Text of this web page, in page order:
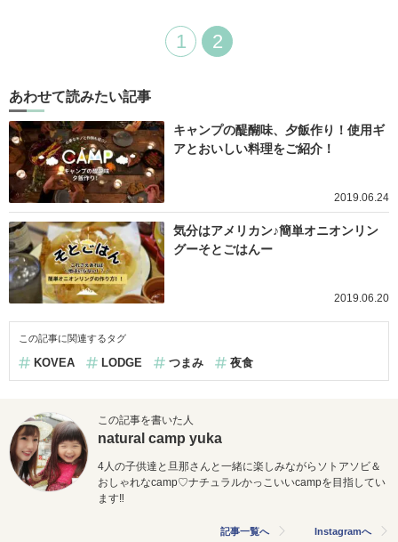
1 2
あわせて読みたい記事
キャンプの醍醐味、夕飯作り！使用ギ
アとおいしい料理をご紹介！
2019.06.24
気分はアメリカン♪簡単オニオンリン
グーそとごはんー
2019.06.20
この記事に関連するタグ
KOVEA LODGE つまみ 夜食
この記事を書いた人
natural camp yuka
4人の子供達と旦那さんと一緒に楽しみながらソトアソビ＆
おしゃれなcamp♡ナチュラルかっこいいcampを目指してい
ます‼
記事一覧へ Instagramへ